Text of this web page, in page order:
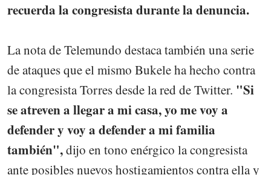
recuerda la congresista durante la denuncia.
La nota de Telemundo destaca también una serie
de ataques que el mismo Bukele ha hecho contra
la congresista Torres desde la red de Twitter. "Si
se atreven a llegar a mi casa, yo me voy a
defender y voy a defender a mi familia
también",dijo en tono enérgico la congresista
ante posibles nuevos hostigamientos contra ella y